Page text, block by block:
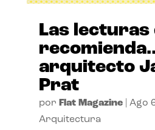
Las lecturas
arquitecto
Prat
por Flat Magazine| Ago
Arquitectura